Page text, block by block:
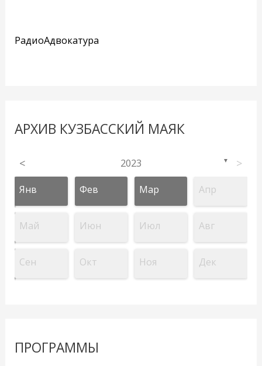
РадиоАдвокатура
АРХИВ КУЗБАССКИЙ МАЯК
< 2023 ▼ >
Янв Фев Мар Апр
Май Июн Июл Авг
Сен Окт Ноя Дек
ПРОГРАММЫ